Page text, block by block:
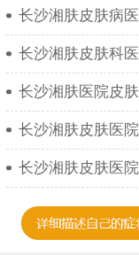
长沙湘肤皮肤病
长沙湘肤皮肤科
长沙湘肤医院皮
长沙湘肤皮肤医
长沙湘肤皮肤医